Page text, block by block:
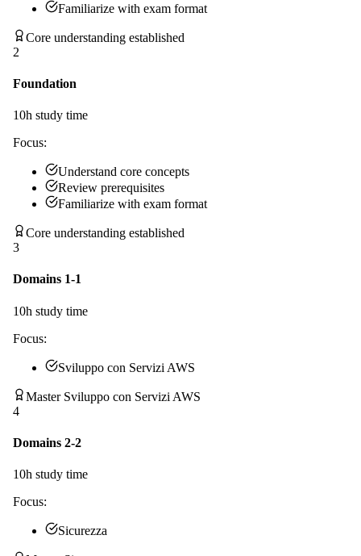
Familiarize with exam format
Core understanding established
2
Foundation
10h study time
Focus:
Understand core concepts
Review prerequisites
Familiarize with exam format
Core understanding established
3
Domains 1-1
10h study time
Focus:
Sviluppo con Servizi AWS
Master Sviluppo con Servizi AWS
4
Domains 2-2
10h study time
Focus:
Sicurezza